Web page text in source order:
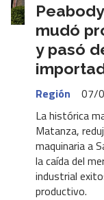
mudó
y pasó
Región
07/
La histórica
Matanza,
maquinaria a
la caída del
industrial
productivo.